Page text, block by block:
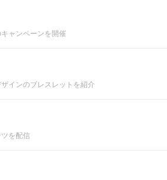
ャンペーンを開催
インのブレスレットを紹介
を配信